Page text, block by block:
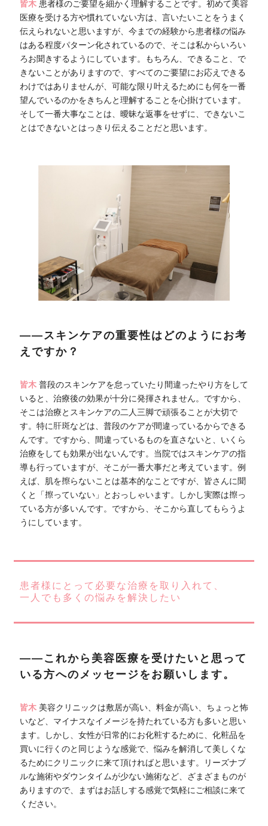
皆木 患者様のご要望を細かく理解することです。初めて美容
医療を受ける方や慣れていない方は、言いたいことをうまく
伝えられないと思いますが、今までの経験から患者様の悩み
はある程度パターン化されているので、そこは私からいろい
ろお聞きするようにしています。もちろん、できること、で
きないことがありますので、すべてのご要望にお応えできる
わけではありませんが、可能な限り叶えるためにも何を一番
望んでいるのかをきちんと理解することを心掛けています。
そして一番大事なことは、曖昧な返事をせずに、できないこ
とはできないとはっきり伝えることだと思います。
――スキンケアの重要性はどのようにお考
えですか？
皆木普段のスキンケアを怠っていたり間違ったやり方をして
いると、治療後の効果が十分に発揮されません。ですから、
そこは治療とスキンケアの二人三脚で頑張ることが大切で
す。特に肝斑などは、普段のケアが間違っているからできる
んです。ですから、間違っているものを直さないと、いくら
治療をしても効果が出ないんです。当院ではスキンケアの指
導も行っていますが、そこが一番大事だと考えています。例
えば、肌を擦らないことは基本的なことですが、皆さんに聞
くと「擦っていない」とおっしゃいます。しかし実際は擦っ
ている方が多いんです。ですから、そこから直してもらうよ
うにしています。
患者様にとって必要な治療を取り入れて、
一人でも多くの悩みを解決したい
――これから美容医療を受けたいと思って
いる方へのメッセージをお願いします。
皆木 美容クリニックは敷居が高い、料金が高い、ちょっと怖
いなど、マイナスなイメージを持たれている方も多いと思い
ます。しかし、女性が日常的にお化粧するために、化粧品を
買いに行くのと同じような感覚で、悩みを解消して美しくな
るためにクリニックに来て頂ければと思います。リーズナブ
ルな施術やダウンタイムが少ない施術など、ざまざまものが
ありますので、まずはお話しする感覚で気軽にご相談に来て
ください。